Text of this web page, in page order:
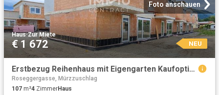
Foto anschauen
Haus·Zur Miete
€ 1 672 NEU
Erstbezug Reihenhaus mit Eigengarten Kaufoption
Roseggergasse, Mürzzuschlag
107 m²4 ZimmerHaus